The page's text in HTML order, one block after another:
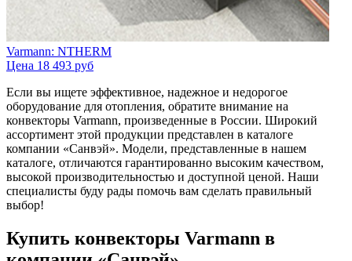
Varmann: NTHERM
Цена 18 493 руб
Если вы ищете эффективное, надежное и недорогое
оборудование для отопления, обратите внимание на
конвекторы Varmann, произведенные в России. Широкий
ассортимент этой продукции представлен в каталоге
компании «Санвэй». Модели, представленные в нашем
каталоге, отличаются гарантированно высоким качеством,
высокой производительностью и доступной ценой. Наши
специалисты буду рады помочь вам сделать правильный
выбор!
Купить конвекторы Varmann в